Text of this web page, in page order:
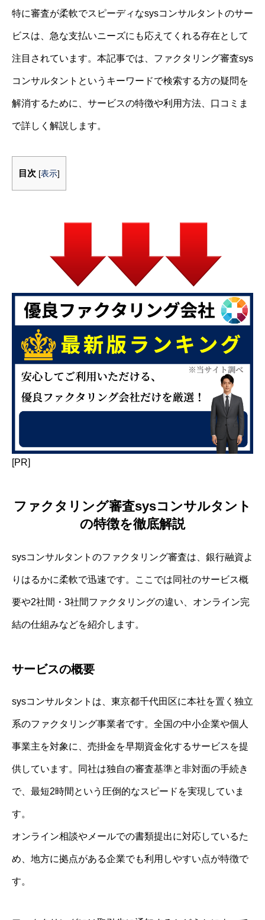
特に審査が柔軟でスピーディなsysコンサルタントのサー
ビスは、急な支払いニーズにも応えてくれる存在として
注目されています。本記事では、ファクタリング審査sys
コンサルタントというキーワードで検索する方の疑問を
解消するために、サービスの特徴や利用方法、口コミま
で詳しく解説します。
目次 [表示]
[PR]
ファクタリング審査sysコンサルタント
の特徴を徹底解説
sysコンサルタントのファクタリング審査は、銀行融資よ
りはるかに柔軟で迅速です。ここでは同社のサービス概
要や2社間・3社間ファクタリングの違い、オンライン完
結の仕組みなどを紹介します。
サービスの概要
sysコンサルタントは、東京都千代田区に本社を置く独立
系のファクタリング事業者です。全国の中小企業や個人
事業主を対象に、売掛金を早期資金化するサービスを提
供しています。同社は独自の審査基準と非対面の手続き
で、最短2時間という圧倒的なスピードを実現していま
す。
オンライン相談やメールでの書類提出に対応しているた
め、地方に拠点がある企業でも利用しやすい点が特徴で
す。